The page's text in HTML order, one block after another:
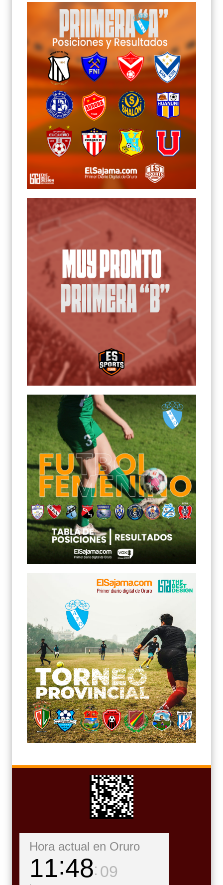
Hora actual en Oruro
11 48 11